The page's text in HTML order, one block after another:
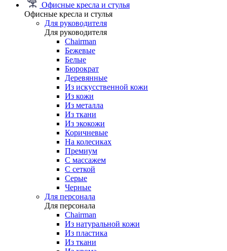
Офисные кресла и стулья
Офисные кресла и стулья
Для руководителя
Для руководителя
Chairman
Бежевые
Белые
Бюрократ
Деревянные
Из искусственной кожи
Из кожи
Из металла
Из ткани
Из экокожи
Коричневые
На колесиках
Премиум
С массажем
С сеткой
Серые
Черные
Для персонала
Для персонала
Chairman
Из натуральной кожи
Из пластика
Из ткани